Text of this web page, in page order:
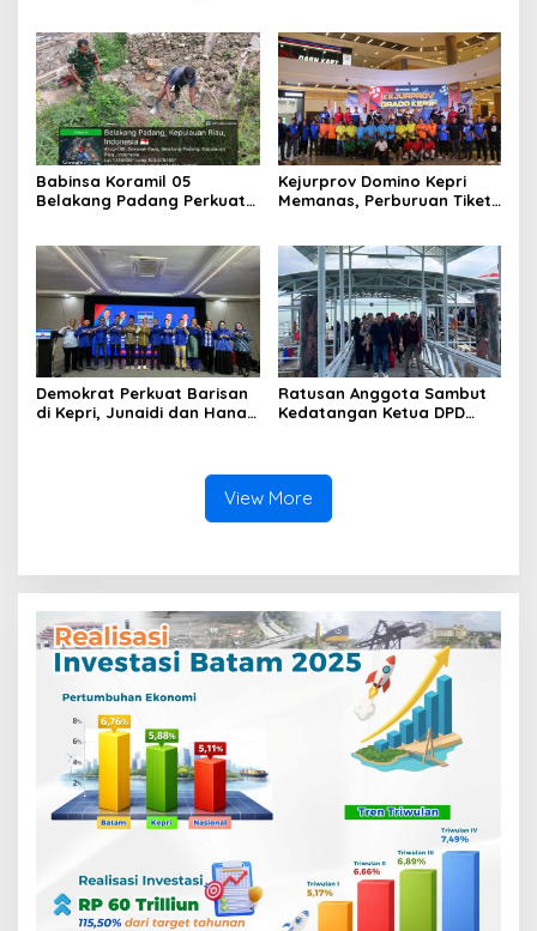
Bersama Masyarakat
di Batam
Babinsa Koramil 05
Belakang Padang Perkuat
Keamanan dan Kepedulian
Lingkungan
Kejurprov Domino Kepri
Memanas, Perburuan Tiket
Demokrat Perkuat Barisan
di Kepri, Junaidi dan Hanafi
Ratusan Anggota Sambut
Kedatangan Ketua DPD
View More